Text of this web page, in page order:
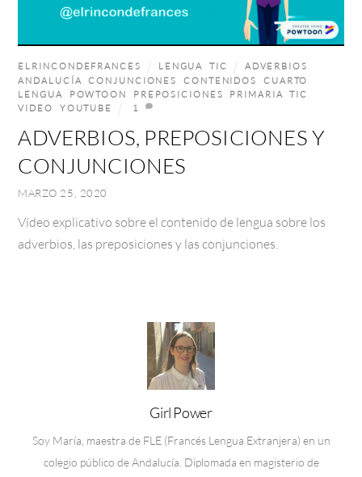
MARZO 25, 2020
ADVERBIOS, PREPOSICIONES Y
CONJUNCIONES
ELRINCONDEFRANCES LENGUA ,TIC ADVERBIOS
ANDALUCÍA
,CONJUNCIONES ,CONTENIDOS CUARTO
LENGUA
POWTOON PREPOSICIONES PRIMARIA ,TIC
VIDEO
YOUTUBE 1
Vídeo explicativo sobre el contenido de lengua sobre los
adverbios, las preposiciones y las conjunciones.
Girl Power
Soy María, maestra de FLE (Francés Lengua Extranjera) en un
colegio público de Andalucía. Diplomada en magisterio de